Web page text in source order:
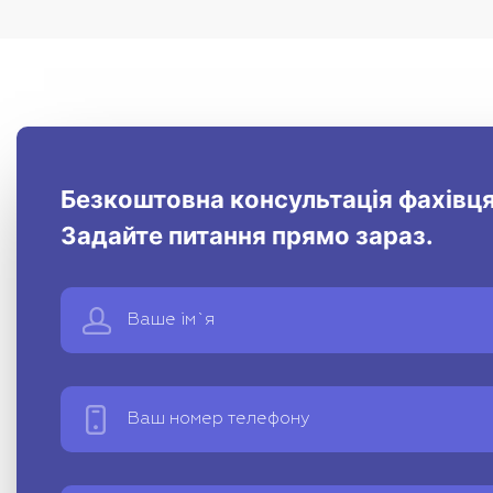
Безкоштовна консультація
Задайте питання прямо зараз.